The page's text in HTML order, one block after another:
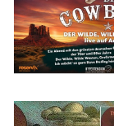
Morgan
Fokus